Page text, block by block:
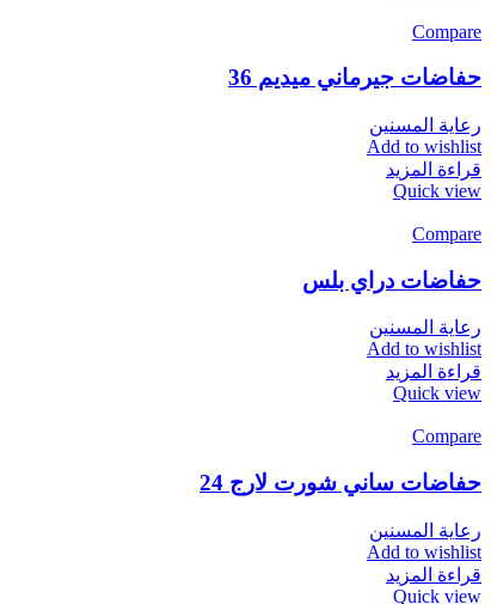
Compare
حفاضات جيرماني ميديم 36
رعاية المسنين
Add to wishlist
قراءة المزيد
Quick view
Compare
حفاضات دراي بلس
رعاية المسنين
Add to wishlist
قراءة المزيد
Quick view
Compare
حفاضات ساني شورت لارج 24
رعاية المسنين
Add to wishlist
قراءة المزيد
Quick view